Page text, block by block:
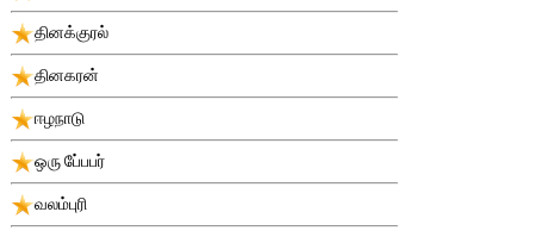
தினக்குரல்
தினகரன்
ஈழநாடு
ஒரு பே்பபர்
வலம்புரி